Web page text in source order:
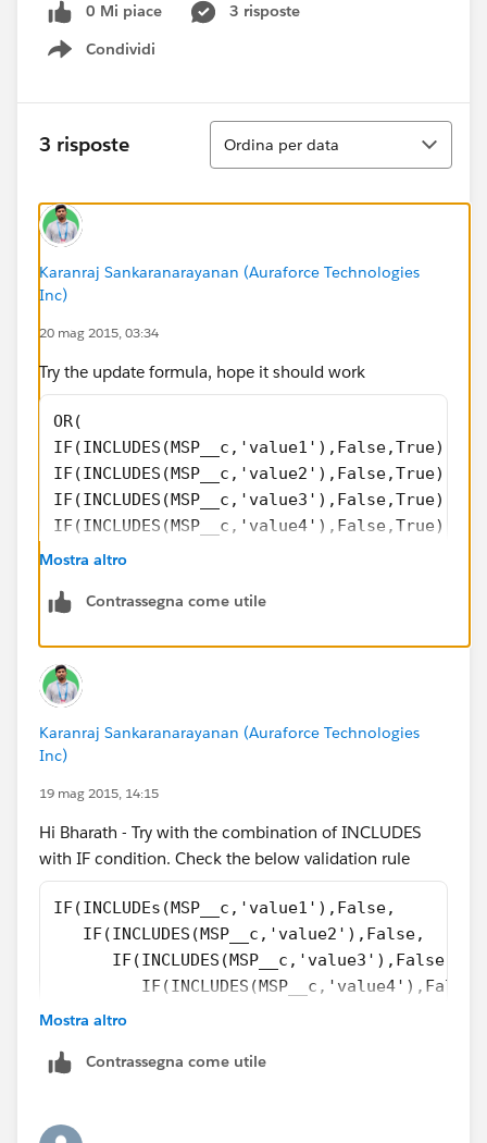
0 Mi piace
3 risposte
Condividi
Show menu
3 risposte
Ordina
Ordina per data
Karanraj Sankaranarayanan (Auraforce Technologies
Inc)
20 mag 2015, 03:34
Try the update formula, hope it should work
OR(
IF(INCLUDES(MSP__c,'value1'),False,True),
IF(INCLUDES(MSP__c,'value2'),False,True),
IF(INCLUDES(MSP__c,'value3'),False,True),
IF(INCLUDES(MSP__c,'value4'),False,True),
IF(INCLUDES(MSP__c,'value5'),False,True)
Mostra altro
Contrassegna come utile
Karanraj Sankaranarayanan (Auraforce Technologies
Inc)
19 mag 2015, 14:15
Hi Bharath - Try with the combination of INCLUDES
with IF condition. Check the below validation rule
IF(INCLUDEs(MSP__c,'value1'),False,
   IF(INCLUDES(MSP__c,'value2'),False,
      IF(INCLUDES(MSP__c,'value3'),False,
         IF(INCLUDES(MSP__c,'value4'),False,
       )
Mostra altro
Contrassegna come utile